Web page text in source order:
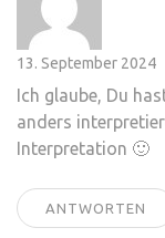
13. September 2024
Ich glaube, Du
anders
Interpretation 🙂
ANTWORTEN